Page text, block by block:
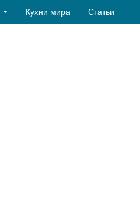
Кухни мира Статьи